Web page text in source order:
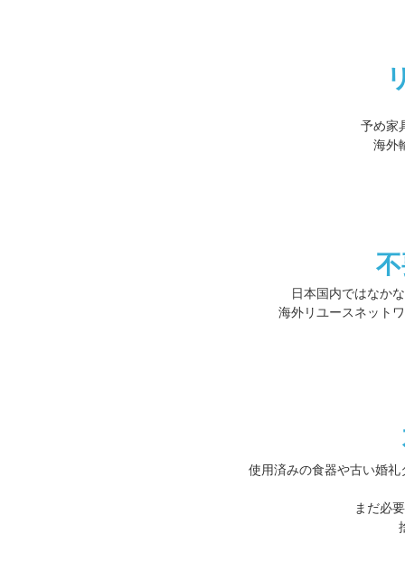
予め家
海外
日本国内ではなか
海外リユースネット
使用済みの食器や古い婚
まだ必